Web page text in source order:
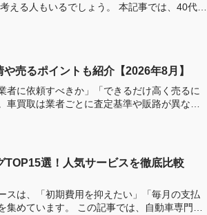
える人もいるでしょう。 本記事では、40代に
売るポイントも紹介【2026年8月】
者に依頼すべきか」「できるだけ高く売るに
車買取は業者ごとに査定基準や販路が異なる
TOP15選！人気サービスを徹底比較
スは、「初期費用を抑えたい」「毎月の支払
事では、自動車専門メ